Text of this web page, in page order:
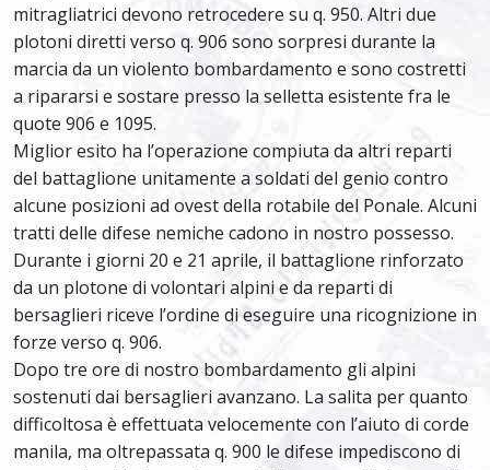
mitragliatrici devono retrocedere su q. 950. Altri due
plotoni diretti verso q. 906 sono sorpresi durante la
marcia da un violento bombardamento e sono costretti
a ripararsi e sostare presso la selletta esistente fra le
quote 906 e 1095.
Miglior esito ha l’operazione compiuta da altri reparti
del battaglione unitamente a soldati del genio contro
alcune posizioni ad ovest della rotabile del Ponale. Alcuni
tratti delle difese nemiche cadono in nostro possesso.
Durante i giorni 20 e 21 aprile, il battaglione rinforzato
da un plotone di volontari alpini e da reparti di
bersaglieri riceve l’ordine di eseguire una ricognizione in
forze verso q. 906.
Dopo tre ore di nostro bombardamento gli alpini
sostenuti dai bersaglieri avanzano. La salita per quanto
difficoltosa è effettuata velocemente con l’aiuto di corde
manila, ma oltrepassata q. 900 le difese impediscono di